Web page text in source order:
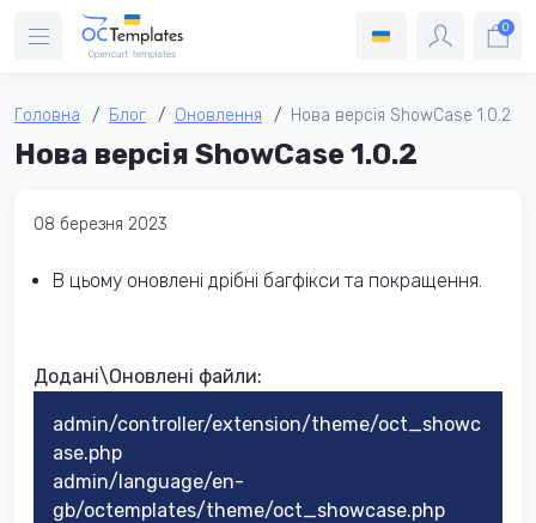
0
Головна Блог Оновлення Нова версія ShowCase 1.0.2
Нова версія ShowCase 1.0.2
08 березня 2023
В цьому оновлені дрібні багфікси та покращення.
Додані\Оновлені файли:
admin/controller/extension/theme/oct_showc
ase.php
admin/language/en-
gb/octemplates/theme/oct_showcase.php